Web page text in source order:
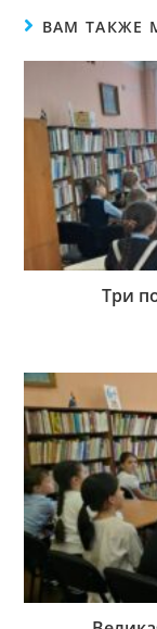
ВАМ ТАКЖЕ
Три